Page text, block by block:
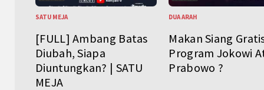
SATU MEJA
[FULL] Ambang Batas
Diubah, Siapa
Diuntungkan? | SATU
MEJA
DUA ARAH
Makan Siang
Program Jokowi
Prabowo ?